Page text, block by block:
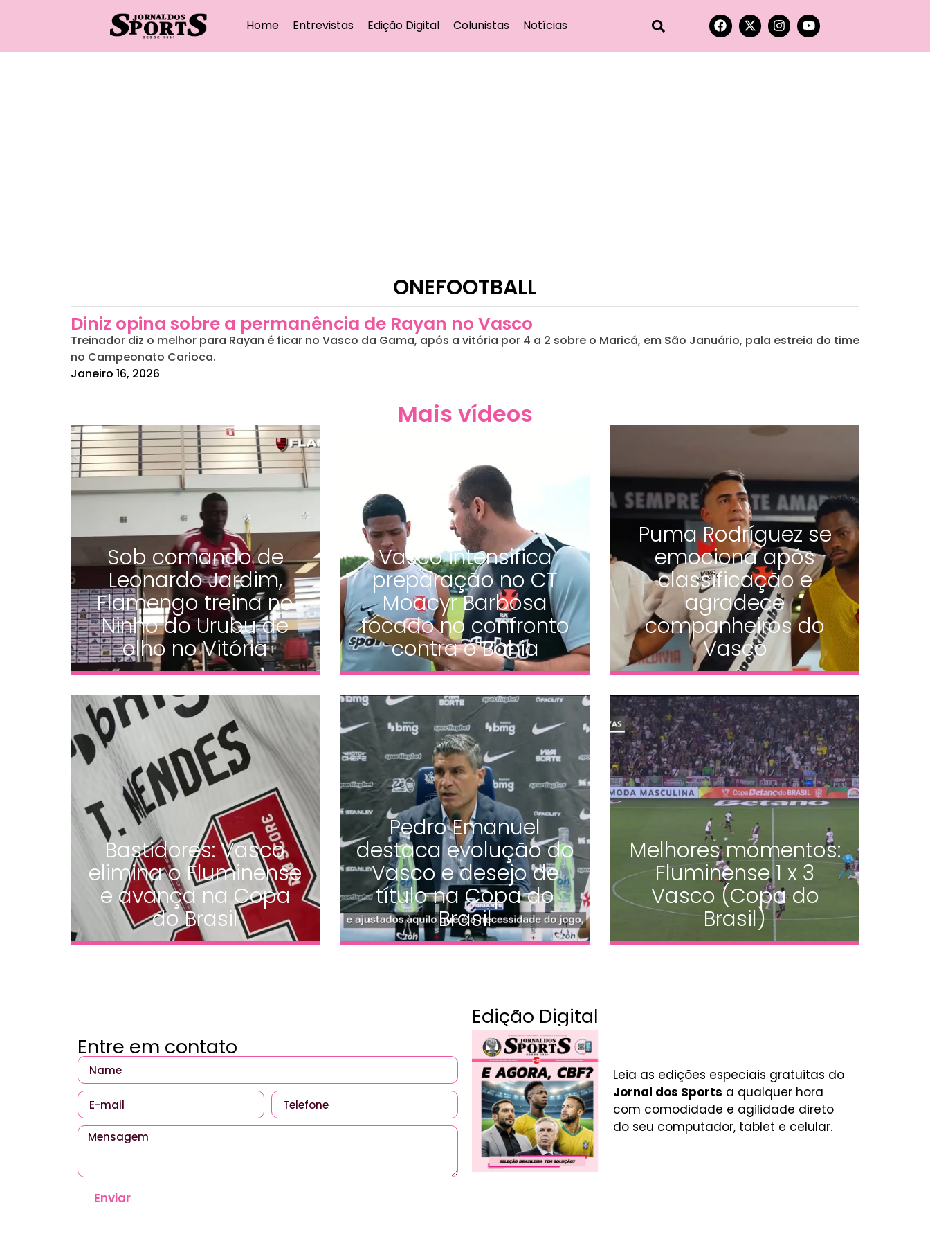
Home Entrevistas Edição Digital Colunistas Notícias
ONEFOOTBALL
Diniz opina sobre a permanência de Rayan no Vasco
Treinador diz o melhor para Rayan é ficar no Vasco da Gama, após a vitória por 4 a 2 sobre o Maricá, em São Januário, pala estreia do time
no Campeonato Carioca.
Janeiro 16, 2026
Mais vídeos
Sob comando de
Leonardo Jardim,
Flamengo treina no
Ninho do Urubu de
olho no Vitória
Vasco intensifica
preparação no CT
Moacyr Barbosa
focado no confronto
contra o Bahia
Puma Rodríguez se
emociona após
classificação e
agradece
companheiros do
Vasco
Bastidores: Vasco
elimina o Fluminense
e avança na Copa
do Brasil
Pedro Emanuel
destaca evolução do
Vasco e desejo de
título na Copa do
Brasil
Melhores momentos:
Fluminense 1 x 3
Vasco (Copa do
Brasil)
Entre em contato
Enviar
Edição Digital
Leia as edições especiais gratuitas do
Jornal dos Sports a qualquer hora
com comodidade e agilidade direto
do seu computador, tablet e celular.